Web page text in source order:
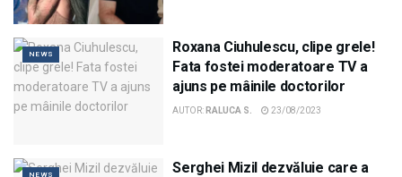
NEWS
Roxana Ciuhulescu, clipe grele!
Fata fostei moderatoare TV a
ajuns pe mâinile doctorilor
AUTOR: RALUCA S. 23/08/2023
NEWS
Serghei Mizil dezvăluie care a